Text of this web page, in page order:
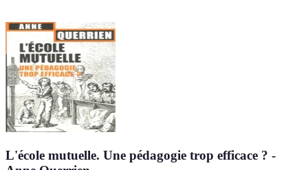
L'école mutuelle. Une pédagogie trop efficace ? -